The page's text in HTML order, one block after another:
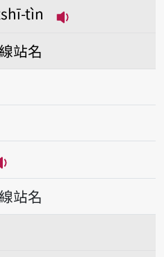
tìn
站名
播放音讀Khàm-tíng
站名